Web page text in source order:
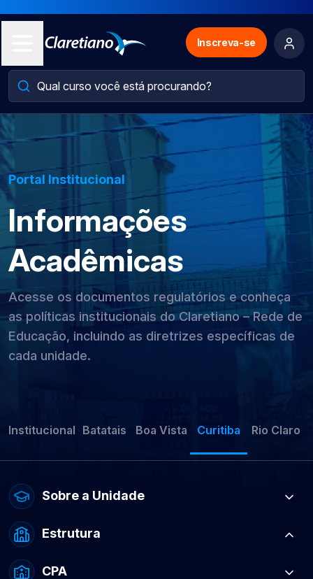
Inscreva-se
Portal Institucional
Informações
Acadêmicas
Acesse os documentos regulatórios e conheça
as políticas institucionais do Claretiano – Rede de
Educação, incluindo as diretrizes específicas de
cada unidade.
Institucional Batatais Boa Vista Curitiba Rio Claro
Sobre a Unidade
Estrutura
CPA